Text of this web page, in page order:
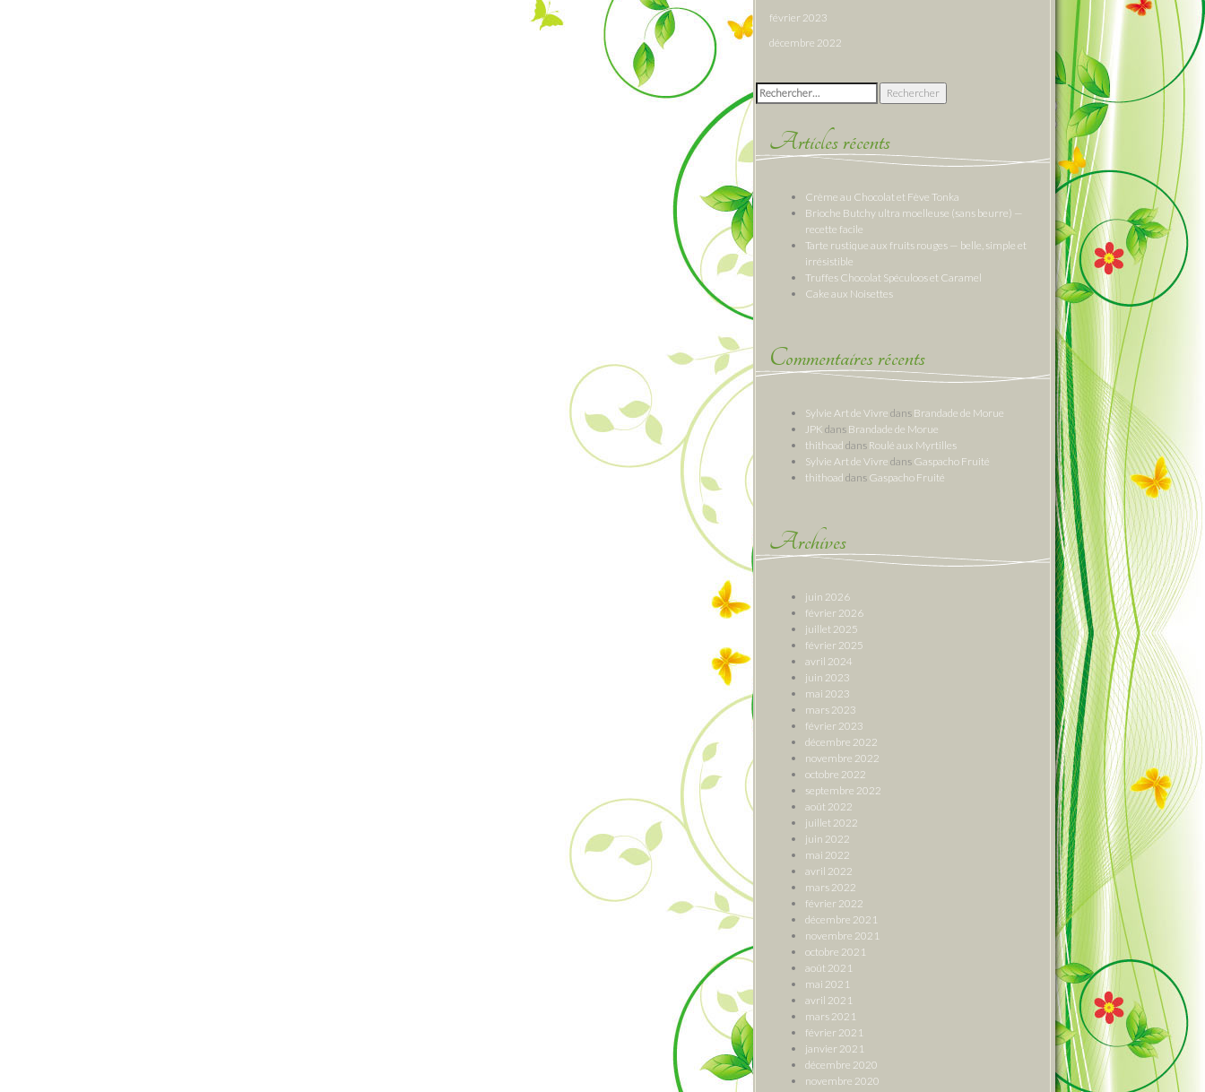
février 2023
décembre 2022
Rechercher :
Articles récents
Crème au Chocolat et Fève Tonka
Brioche Butchy ultra moelleuse (sans beurre) —
recette facile
Tarte rustique aux fruits rouges — belle, simple et
irrésistible
Truffes Chocolat Spéculoos et Caramel
Cake aux Noisettes
Commentaires récents
Sylvie Art de Vivre dans Brandade de Morue
JPK dans Brandade de Morue
thithoad dans Roulé aux Myrtilles
Sylvie Art de Vivre dans Gaspacho Fruité
thithoad dans Gaspacho Fruité
Archives
juin 2026
février 2026
juillet 2025
février 2025
avril 2024
juin 2023
mai 2023
mars 2023
février 2023
décembre 2022
novembre 2022
octobre 2022
septembre 2022
août 2022
juillet 2022
juin 2022
mai 2022
avril 2022
mars 2022
février 2022
décembre 2021
novembre 2021
octobre 2021
août 2021
mai 2021
avril 2021
mars 2021
février 2021
janvier 2021
décembre 2020
novembre 2020